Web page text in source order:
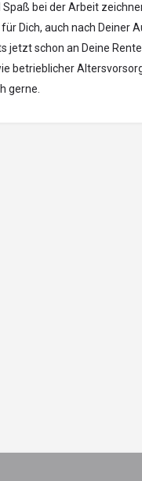
bei der Arbeit
Dich, auch nach Deiner
jetzt schon an Deine
betrieblicher
gerne.